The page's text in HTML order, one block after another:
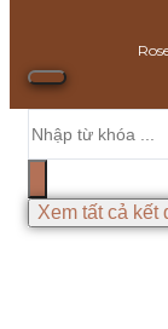
...
Xem tất cả kết